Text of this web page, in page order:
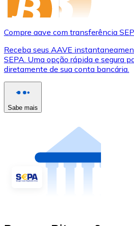
Compre aave com transferência
Receba seus AAVE
SEPA. Uma opção rápida e segura
diretamente de sua conta bancária.
Sabe mais